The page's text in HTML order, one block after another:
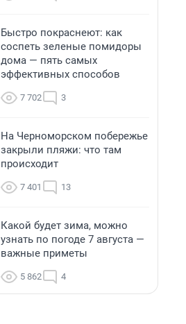
Быстро покраснеют: как
соспеть зеленые помидоры
дома — пять самых
эффективных способов
7 702 3
На Черноморском побережье
закрыли пляжи: что там
происходит
7 401 13
Какой будет зима, можно
узнать по погоде 7 августа —
важные приметы
5 862 4